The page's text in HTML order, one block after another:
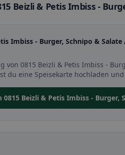
Beizli & Petis Imbiss -
Imbiss - Burger, Schnipo &
von 0815 Beizli & Petis Imbiss -
du eine Speisekarte hochladen
0815 Beizli & Petis Imbiss - Burger,